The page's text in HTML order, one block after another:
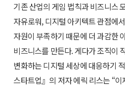
기존 산업의 게임 법칙과 비즈니스
자유로워, 디지털 아키텍트 관점에
자원이 부족하기 때문에 더 과감한
비즈니스를 만든다. 게다가 조직이
변화하는 디지털 세상에 대응하기
스타트업』의 저자 에릭 리스는 “